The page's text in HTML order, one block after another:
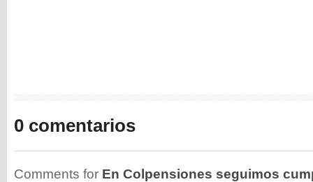
0 comentarios
Comments for En Colpensiones seguimos